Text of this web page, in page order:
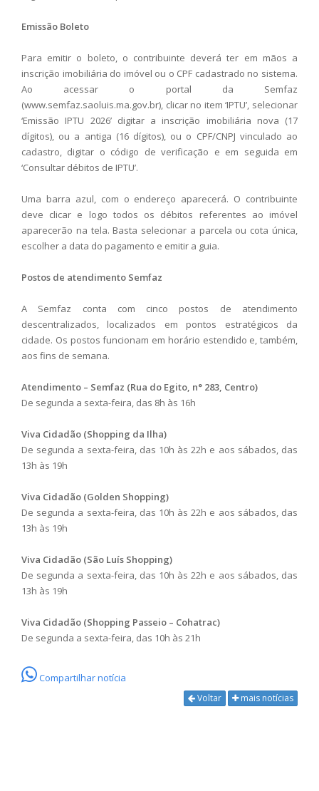
Emissão Boleto
Para emitir o boleto, o contribuinte deverá ter em mãos a
inscrição imobiliária do imóvel ou o CPF cadastrado no sistema.
Ao acessar o portal da Semfaz
(www.semfaz.saoluis.ma.gov.br), clicar no item ‘IPTU’, selecionar
‘Emissão IPTU 2026’ digitar a inscrição imobiliária nova (17
dígitos), ou a antiga (16 dígitos), ou o CPF/CNPJ vinculado ao
cadastro, digitar o código de verificação e em seguida em
‘Consultar débitos de IPTU’.
Uma barra azul, com o endereço aparecerá. O contribuinte
deve clicar e logo todos os débitos referentes ao imóvel
aparecerão na tela. Basta selecionar a parcela ou cota única,
escolher a data do pagamento e emitir a guia.
Postos de atendimento Semfaz
A Semfaz conta com cinco postos de atendimento
descentralizados, localizados em pontos estratégicos da
cidade. Os postos funcionam em horário estendido e, também,
aos fins de semana.
Atendimento – Semfaz (Rua do Egito, n° 283, Centro)
De segunda a sexta-feira, das 8h às 16h
Viva Cidadão (Shopping da Ilha)
De segunda a sexta-feira, das 10h às 22h e aos sábados, das
13h às 19h
Viva Cidadão (Golden Shopping)
De segunda a sexta-feira, das 10h às 22h e aos sábados, das
13h às 19h
Viva Cidadão (São Luís Shopping)
De segunda a sexta-feira, das 10h às 22h e aos sábados, das
13h às 19h
Viva Cidadão (Shopping Passeio – Cohatrac)
De segunda a sexta-feira, das 10h às 21h
Compartilhar notícia
Voltar mais notícias